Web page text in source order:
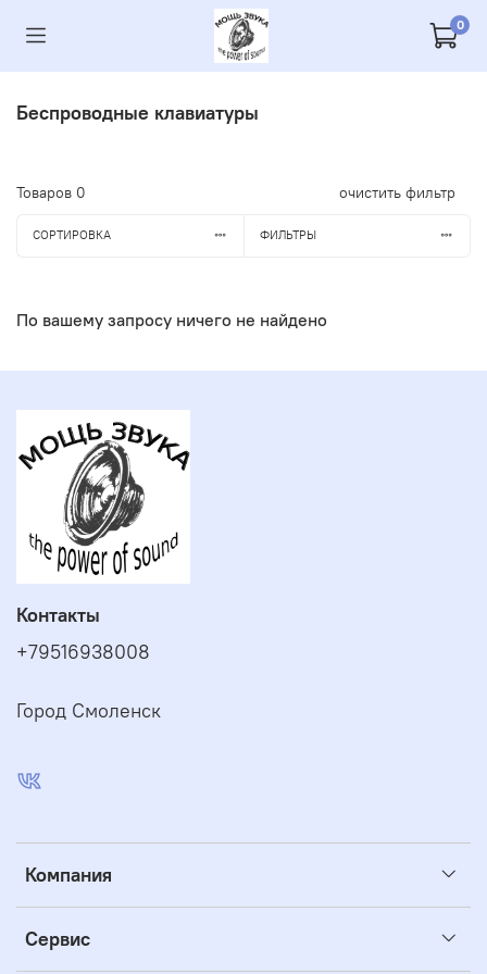
0
Беспроводные клавиатуры
Товаров 0 очистить фильтр
СОРТИРОВКА ФИЛЬТРЫ
По вашему запросу ничего не найдено
Компания
Сервис
Контакты
+79516938008
Город Смоленск